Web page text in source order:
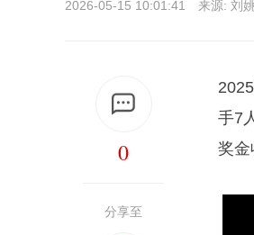
2026-05-15 10:01:41 来源: 刘
0
分享至
手7
奖金